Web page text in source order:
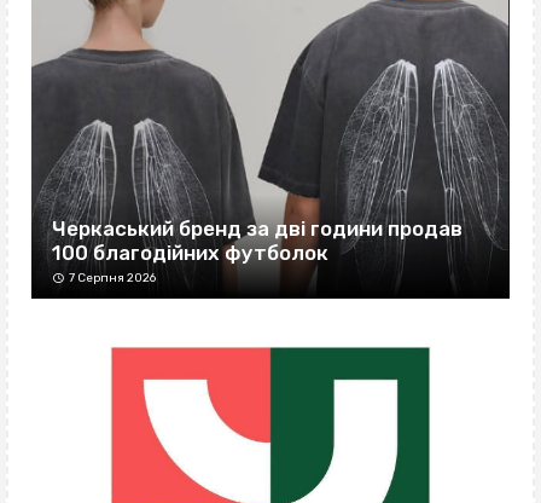
Черкаський бренд за дві години продав
100 благодійних футболок
7 Серпня 2026